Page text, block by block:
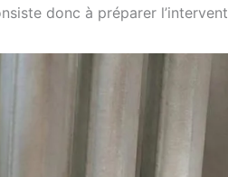
donc à préparer